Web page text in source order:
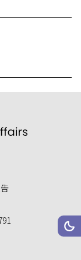
網站
深